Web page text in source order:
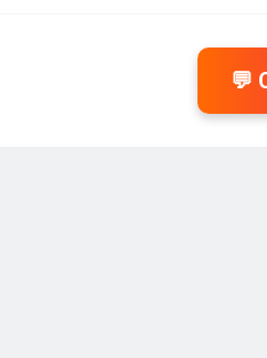
💬